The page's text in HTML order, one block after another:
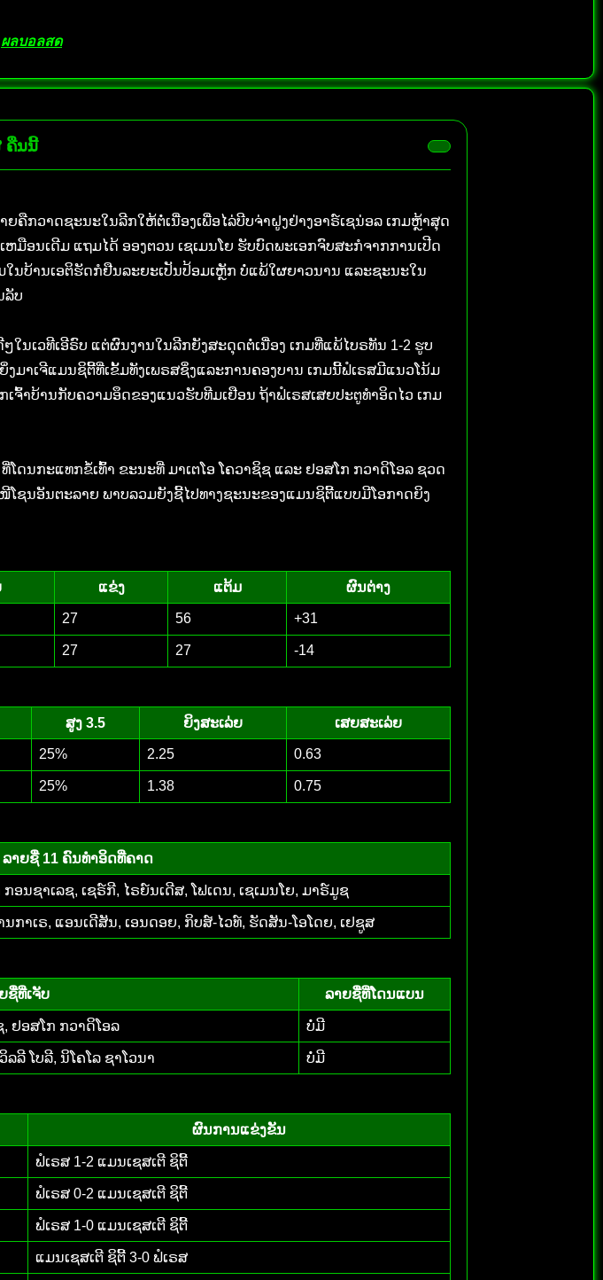
ผลบอลสด
ຄືນນີ້
ຄືກວາດຊະນະໃນລີກໃຫ້ຕໍ່ເນື່ອງເພື່ອໄລ່ບີບຈ່າຝູງຢ່າງອາຣ໌ເຊນ່ອລ ເກມຫຼ້າສຸດ
ມືອນເດີມ ແຖມໄດ້ ອອງຕວນ ເຊເມນໂຍ ຮັບບົດພະເອກຈົບສະກໍຈາກການເປີດ
ນບ້ານເອຕິຮັດກໍຢືນລະຍະເປັນປ້ອມເຫຼັກ ບໍ່ແພ້ໃຜຍາວນານ ແລະຊະນະໃນ
ລັບ
ນເວທີເອີຣົບ ແຕ່ຜົນງານໃນລີກຍັງສະດຸດຕໍ່ເນື່ອງ ເກມທີ່ແພ້ໄບຣທັນ 1-2 ຮູບ
ມາເຈີແມນຊິຕີ້ທີ່ເຂັ້ມທັງເພຣສຊິ່ງແລະການຄອງບານ ເກມນີ້ຟໍເຣສມີແນວໂນ້ມ
າບ້ານກັບຄວາມອຶດຂອງແນວຮັບທີມເຢືອນ ຖ້າຟໍເຣສເສຍປະຕູທຳອິດໄວ ເກມ
ໂດນກະແທກຂໍ້ເທົ້າ ຂະນະທີ່ ມາເຕໂອ ໂຄວາຊິຊ ແລະ ຢອສໂກ ກວາດິໂອລ ຊວດ
ຊນອັນຕະລາຍ ພາບລວມຍັງຊີ້ໄປທາງຊະນະຂອງແມນຊິຕີ້ແບບມີໂອກາດຍິງ
ແຂ່ງ ແຕ້ມ ຜົນຕ່າງ
27 56 +31
27 27 -14
ສູງ 3.5 ຍິງສະເລ່ຍ ເສຍສະເລ່ຍ
25% 2.25 0.63
25% 1.38 0.75
ລາຍຊື່ 11 ຄົນທຳອິດທີ່ຄາດ
ອນຊາເລຊ, ເຊຣ໌ກີ, ໄຣຍ໌ນເດີສ, ໂຟເດນ, ເຊເມນໂຍ, ມາຣ໌ມູຊ
ກາເຣ, ແອນເດີສັນ, ເອນດອຍ, ກິບສ໌-ໄວທ໌, ຮັດສັນ-ໂອໂດຍ, ເຢຊູສ
ຊື່ທີ່ເຈັບ ລາຍຊື່ທີ່ໂດນແບນ
, ຢອສໂກ ກວາດິໂອລ ບໍ່ມີ
ລີ ໂບລີ, ນິໂຄໂລ ຊາໂວນາ ບໍ່ມີ
ຜົນການແຂ່ງຂັນ
ຟໍເຣສ 1-2 ແມນເຊສເຕີ ຊິຕີ້
ຟໍເຣສ 0-2 ແມນເຊສເຕີ ຊິຕີ້
ຟໍເຣສ 1-0 ແມນເຊສເຕີ ຊິຕີ້
ແມນເຊສເຕີ ຊິຕີ້ 3-0 ຟໍເຣສ